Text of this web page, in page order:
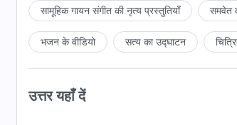
करते हैं या शैतान के कार्य का, और यदि वे इन
ही नहीं उठता, कहने का अर्थ है कि उनके स्वभाव
ही है; इस रूप में, उनके लिए यह अनुभव करना सहज
सामूहिक गायन संगीत की नृत्य प्रस्तुतियाँ समवेत
भजन के वीडियो सत्य का उद्घाटन
उत्तर यहाँ दें